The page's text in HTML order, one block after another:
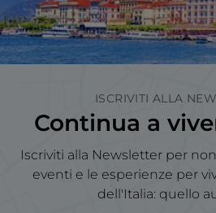
ISCRIVITI ALLA
Continua a
Iscriviti alla Newsletter per
eventi e le esperienze per
dell'Italia: quello